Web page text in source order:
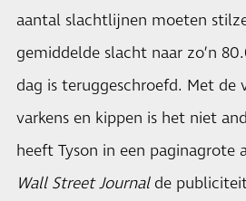
aantal slachtlijnen moeten
gemiddelde slacht naar zo’n
dag is teruggeschroefd. Met de
varkens en kippen is het niet
heeft Tyson in een paginagrote
Wall Street Journalde